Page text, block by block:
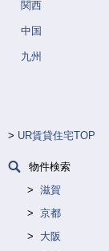
関西
中国
九州
UR賃貸住宅TOP
物件検索
滋賀
京都
大阪